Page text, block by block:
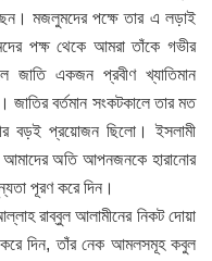
মজলুমদের পক্ষে তার এ লড়াই
পক্ষ থেকে আমরা তাঁকে গভীর
জাতি একজন প্রবীণ খ্যাতিমান
জাতির বর্তমান সংকটকালে তার মত
বড়ই প্রয়োজন ছিলো। ইসলামী
আমাদের অতি আপনজনকে হারানোর
পূরণ করে দিন।
রাব্বুল আলামীনের নিকট দোয়া
করে দিন, তাঁর নেক আমলসমূহ কবুল